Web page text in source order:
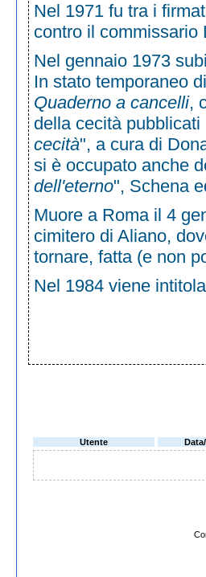
Nel 1971 fu tra i
contro il commissario
Nel gennaio 1973
In stato temporaneo
Quaderno a cancelli,
della cecità
cecità", a cura di
si è occupato anche
dell'eterno", Schena
Muore a Roma il 4
cimitero di Aliano,
tornare, fatta (e non
Nel 1984 viene
Utente